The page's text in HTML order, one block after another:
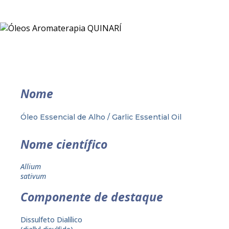
Nome
Óleo Essencial de Alho / Garlic Essential Oil
Nome científico
Allium
sativum
Componente de destaque
Dissulfeto Dialílico